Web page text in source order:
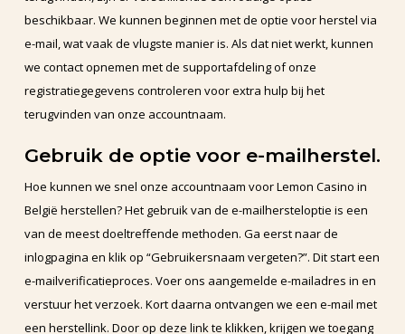
beschikbaar. We kunnen beginnen met de optie voor herstel via
e-mail, wat vaak de vlugste manier is. Als dat niet werkt, kunnen
we contact opnemen met de supportafdeling of onze
registratiegegevens controleren voor extra hulp bij het
terugvinden van onze accountnaam.
Gebruik de optie voor e-mailherstel.
Hoe kunnen we snel onze accountnaam voor Lemon Casino in
België herstellen? Het gebruik van de e-mailhersteloptie is een
van de meest doeltreffende methoden. Ga eerst naar de
inlogpagina en klik op “Gebruikersnaam vergeten?”. Dit start een
e-mailverificatieproces. Voer ons aangemelde e-mailadres in en
verstuur het verzoek. Kort daarna ontvangen we een e-mail met
een herstellink. Door op deze link te klikken, krijgen we toegang